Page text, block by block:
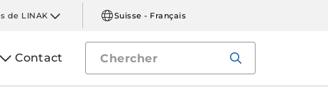
de LINAK Suisse - Français
Contact